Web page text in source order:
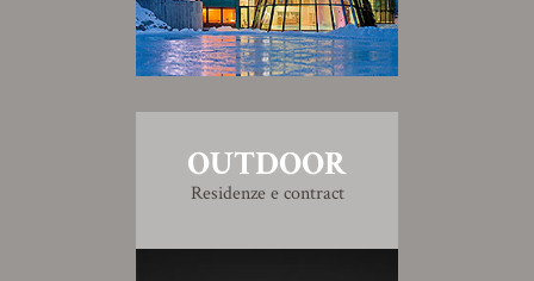
OUTDOOR
Residenze e contract